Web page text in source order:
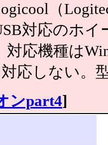
（
対応のホ
対応機種は
応しない。
ンpart4]